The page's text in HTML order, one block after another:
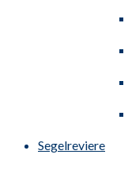
Segelreviere